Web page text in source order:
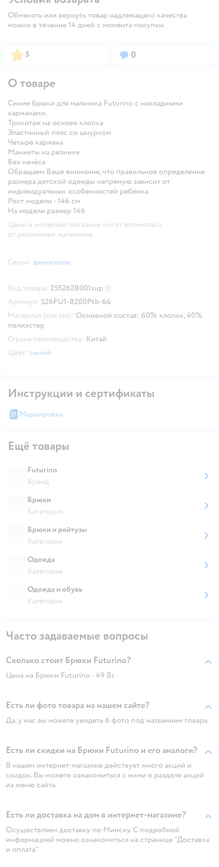
Обменять или вернуть товар надлежащего качества
можно в течение 14 дней с момента покупки.
Рейтинг:
5 Вопросов:
0
О товаре
Синие брюки для мальчика Futurino с накладными
карманами.
Трикотаж на основе хлопка
Эластичный пояс со шнурком
Четыре кармана
Манжеты на резинке
Без начёса
Обращаем Ваше внимание, что правильное определение
размера детской одежды напрямую зависит от
индивидуальных особенностей ребёнка.
Рост модели - 146 см
На модели размер 146
Цены в интернет-магазине могут отличаться
от розничных магазинов.
Сезон: демисезон
Код товара: 2552628001sup
Артикул: S26FU1-B200Ptb-66
Материал (состав): Основной состав: 60% хлопок, 40%
полиэстер
Страна производства: Китай
Цвет: синий
Инструкции и сертификаты
Маркировка
Ещё товары
Futurino
Бренд
Брюки
Категория
Брюки и рейтузы
Категория
Одежда
Категория
Одежда и обувь
Категория
Часто задаваемые вопросы
Сколько стоит Брюки Futurino?
Цена на Брюки Futurino - 49 Br.
Есть ли фото товара на нашем сайте?
Да, у нас вы можете увидеть 6 фото под названием товара.
Есть ли скидки на Брюки Futurino и его аналоги?
В нашем интернет-магазине действует много акций и
скидок. Вы можете ознакомиться с ними в разделе акций
из меню сайта.
Есть ли доставка на дом в интернет-магазине?
Осуществляем доставку по Минску. С подробной
информацией можно ознакомиться на странице "Доставка
и оплата"